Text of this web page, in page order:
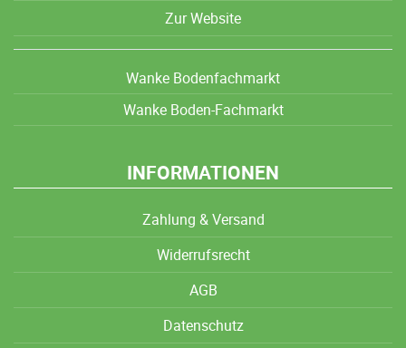
Zur Website
Wanke Bodenfachmarkt
Wanke Boden-Fachmarkt
INFORMATIONEN
Zahlung & Versand
Widerrufsrecht
AGB
Datenschutz